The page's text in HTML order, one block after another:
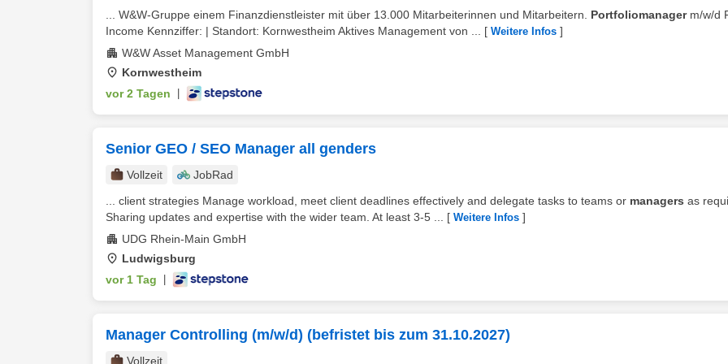
... W&W-Gruppe einem Finanzdienstleister mit über 13.000 Mitarbeiterinnen und Mitarbeitern. Portfoliomanagerm/w/d
Income Kennziffer: | Standort: Kornwestheim Aktives Management von ...
[ Weitere Infos ]
W&W Asset Management GmbH
Kornwestheim
vor 2 Tagen
Senior GEO / SEO Manager all genders
Vollzeit
JobRad
... client strategies Manage workload, meet client deadlines effectively and delegate tasks to teams or managers as
Sharing updates and expertise with the wider team. At least 3-5 ...
[ Weitere Infos ]
UDG Rhein-Main GmbH
Ludwigsburg
vor 1 Tag
Manager Controlling (m/w/d) (befristet bis zum 31.10.2027)
Vollzeit